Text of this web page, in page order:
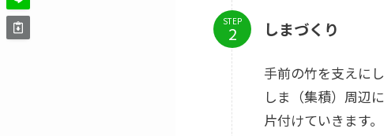
STEP しまづくり
手前の竹を支えに
しま（集積）周辺
片付けていきます。